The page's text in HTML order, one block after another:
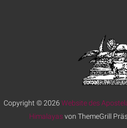
Copyright © 2026Website des
Himalayasvon ThemeGrill